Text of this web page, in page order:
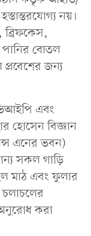
নয়।
ব্রিফকেস,
পানির বোতল
প্রবেশের জন্য
এবং
হোসেন বিজ্ঞান
এনের ভবন)
সকল গাড়ি
মাঠ এবং ফুলার
চলাচলের
অনুরোধ করা